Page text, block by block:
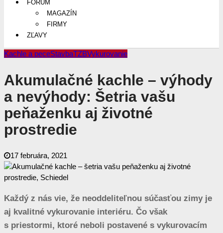
FÓRUM
MAGAZÍN
FIRMY
ZĽAVY
Kachle a peceStavbaTZBVykurovanie
Akumulačné kachle – výhody
a nevýhody: Šetria vašu
peňaženku aj životné
prostredie
17 februára, 2021
Každý z nás vie, že neoddeliteľnou súčasťou zimy je
aj kvalitné vykurovanie interiéru. Čo však
s priestormi, ktoré neboli postavené s vykurovacím